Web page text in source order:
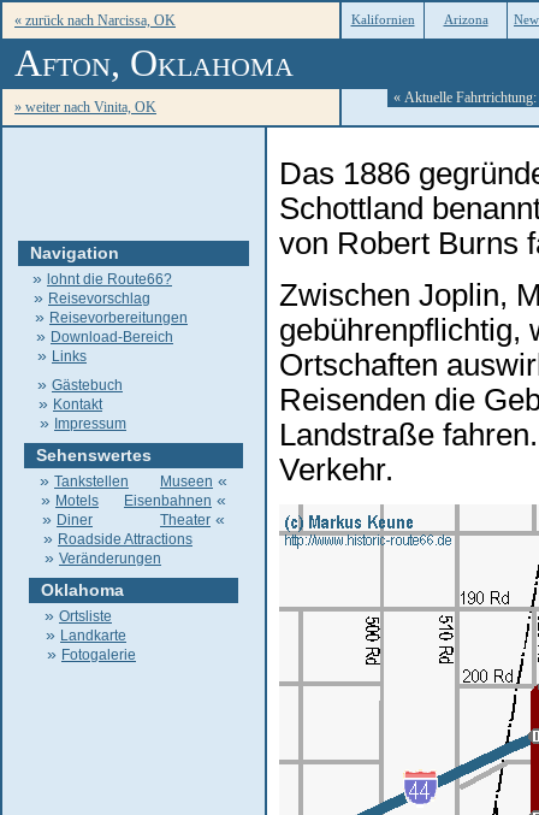
Kalifornien Arizona
« zurück nach Narcissa, OK
Afton, Oklahoma
» weiter nach Vinita, OK
« Aktuelle Fahrtrichtung:
Navigation
» lohnt die Route66?
» Reisevorschlag
» Reisevorbereitungen
» Download-Bereich
» Links
» Gästebuch
» Kontakt
» Impressum
Sehenswertes
» Tankstellen Museen «
» Motels Eisenbahnen «
» Diner Theater «
» Roadside Attractions
» Veränderungen
Oklahoma
» Ortsliste
» Landkarte
» Fotogalerie
Das 1886
Schottland
von Robert Burns
Zwischen Joplin,
gebührenpflichtig,
Ortschaften
Reisenden die
Landstraße
Verkehr.